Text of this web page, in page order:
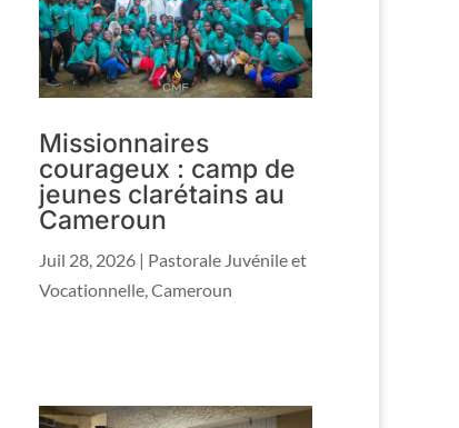
Missionnaires
courageux : camp de
jeunes clarétains au
Cameroun
Juil 28, 2026 | Pastorale Juvénile et
Vocationnelle ,Cameroun